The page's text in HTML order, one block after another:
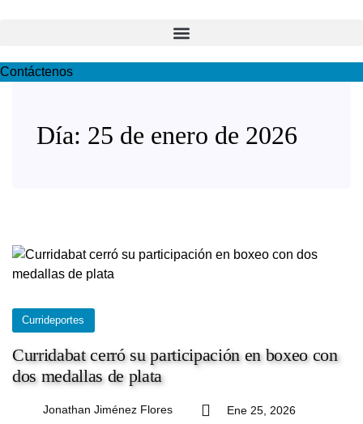
Contáctenos
Día: 25 de enero de 2026
Currideportes
Curridabat cerró su participación en boxeo con
dos medallas de plata
Jonathan Jiménez Flores Ene 25, 2026